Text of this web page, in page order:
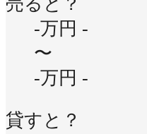
-万円 -
〜
-万円 -
貸すと？